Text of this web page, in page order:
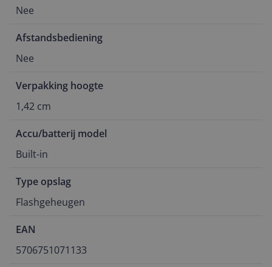
Nee
Afstandsbediening
Nee
Verpakking hoogte
1,42 cm
Accu/batterij model
Built-in
Type opslag
Flashgeheugen
EAN
5706751071133